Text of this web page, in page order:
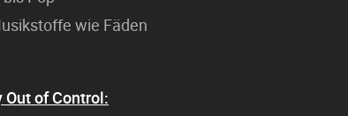
wie Fäden
of Control: